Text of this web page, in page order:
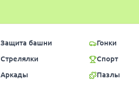
Защита башни
Стрелялки
Аркады
Гонки
Спорт
Пазлы